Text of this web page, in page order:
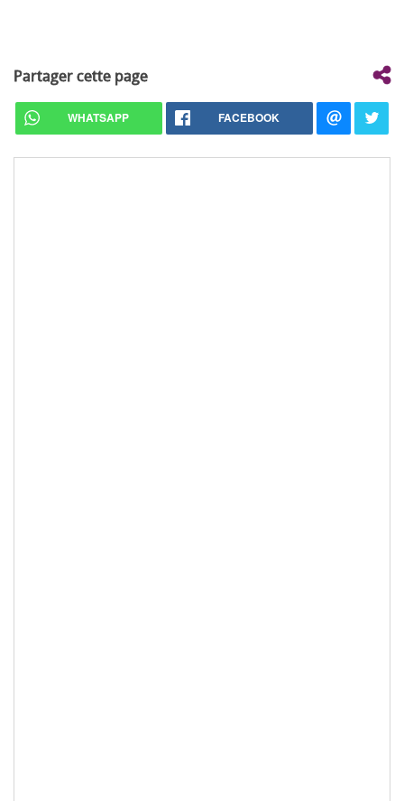
Partager cette page
WHATSAPP FACEBOOK